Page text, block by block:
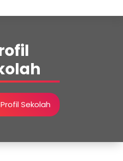
Profil Sekolah